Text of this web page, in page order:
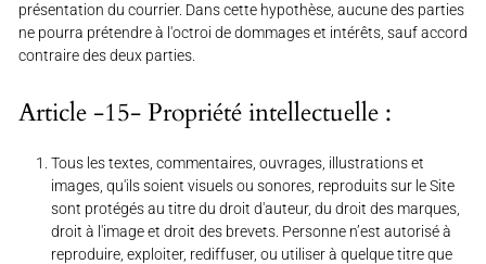
présentation du courrier. Dans cette hypothèse, aucune des parties
ne pourra prétendre à l'octroi de dommages et intérêts, sauf accord
contraire des deux parties.
Article -15- Propriété intellectuelle :
Tous les textes, commentaires, ouvrages, illustrations et
images, qu'ils soient visuels ou sonores, reproduits sur le Site
sont protégés au titre du droit d'auteur, du droit des marques,
droit à l'image et droit des brevets. Personne n’est autorisé à
reproduire, exploiter, rediffuser, ou utiliser à quelque titre que